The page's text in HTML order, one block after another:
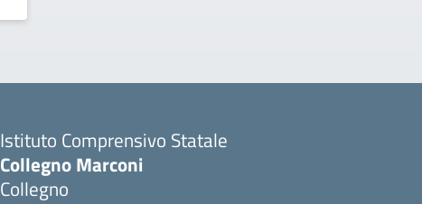
Istituto Comprensivo Statale
Collegno Marconi
Collegno